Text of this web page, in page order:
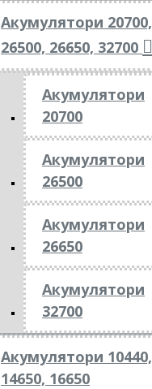
Акумулятори 20700,
26500, 26650, 32700
Акумулятори
20700
Акумулятори
26500
Акумулятори
26650
Акумулятори
32700
Акумулятори 10440,
14650, 16650